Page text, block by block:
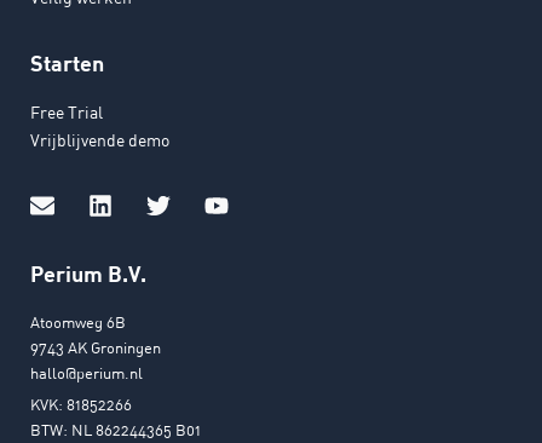
Starten
Free Trial
Vrijblijvende demo
Perium B.V.
Atoomweg 6B
9743 AK Groningen
hallo@perium.nl
KVK: 81852266
BTW: NL 862244365 B01